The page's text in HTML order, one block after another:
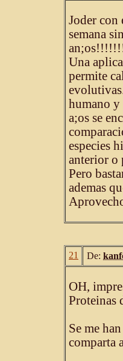
Joder con
semana
Una
permite
humano y
a;os se
especies
anterior o
Pero
ademas
21 De:
OH,
Proteinas
Se me
comparta